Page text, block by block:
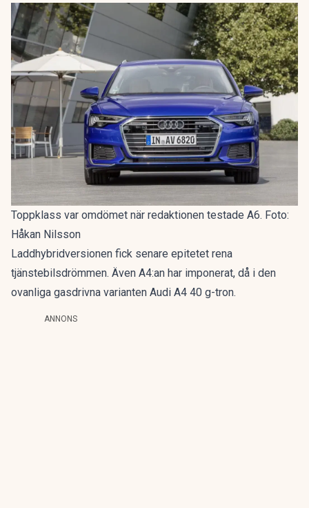
Toppklass var omdömet när redaktionen testade A6. Foto:
Håkan Nilsson
Laddhybridversionen fick senare epitetet rena
tjänstebilsdrömmen. Även A4:an har imponerat, då i den
ovanliga gasdrivna varianten Audi A4 40 g-tron.
ANNONS